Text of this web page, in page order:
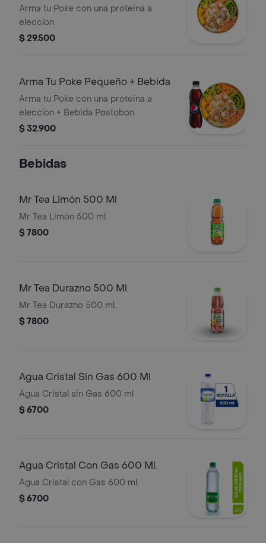
Arma tu Poke con una proteina a
eleccíon
$ 29.500
Arma Tu Poke Pequeño + Bebida
Arma tu Poke con una proteina a
eleccíon + Bebida Postobon
$ 32.900
Bebidas
Mr Tea Limón 500 Ml
Mr Tea Limón 500 ml
$ 7800
Mr Tea Durazno 500 Ml.
Mr Tea Durazno 500 ml.
$ 7800
Agua Cristal Sin Gas 600 Ml
Agua Cristal sin Gas 600 ml
$ 6700
Agua Cristal Con Gas 600 Ml.
Agua Cristal con Gas 600 ml.
$ 6700